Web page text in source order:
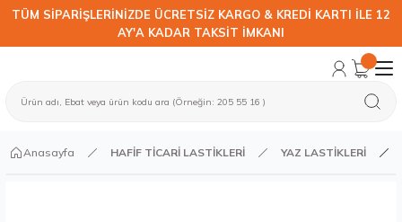
TÜM SİPARİŞLERİNİZDE ÜCRETSİZ KARGO & KREDİ KARTI İLE 12
AY'A KADAR TAKSİT İMKANI
Anasayfa HAFİF TİCARİ LASTİKLERİ YAZ LASTİKLERİ